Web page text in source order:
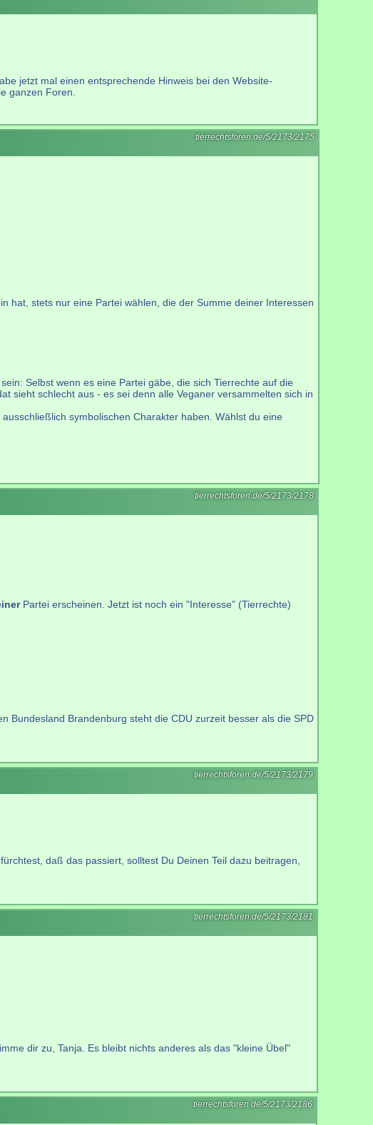
jetzt mal einen entsprechende Hinweis bei den Website-
ganzen Foren.
tierrechtsforen.de/5/2173/2175
hat, stets nur eine Partei wählen, die der Summe deiner Interessen
Selbst wenn es eine Partei gäbe, die sich Tierrechte auf die
sieht schlecht aus - es sei denn alle Veganer versammelten sich in
symbolischen Charakter haben. Wählst du eine
tierrechtsforen.de/5/2173/2178
Partei erscheinen. Jetzt ist noch ein "Interesse" (Tierrechte)
Bundesland Brandenburg steht die CDU zurzeit besser als die SPD
tierrechtsforen.de/5/2173/2179
daß das passiert, solltest Du Deinen Teil dazu beitragen,
tierrechtsforen.de/5/2173/2181
dir zu, Tanja. Es bleibt nichts anderes als das "kleine Übel"
tierrechtsforen.de/5/2173/2186